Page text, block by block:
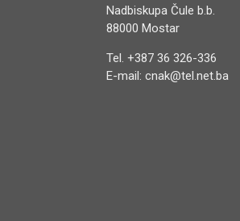
Nadbiskupa Čule b.b.
88000 Mostar
Tel. +387 36 326-336
E-mail: cnak@tel.net.ba